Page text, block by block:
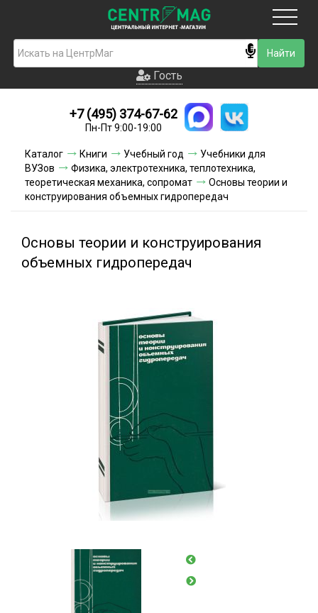
Гость
Новинки
Условия доставки
Условия оплаты
Акции и скидки
Гость
+7 (495) 374-67-62
Пн-Пт 9:00-19:00
Каталог Книги Учебный год
Учебники для
ВУЗов
Физика, электротехника, теплотехника,
теоретическая механика, сопромат
Основы теории и
конструирования объемных гидропередач
Основы теории и конструирования
объемных гидропередач